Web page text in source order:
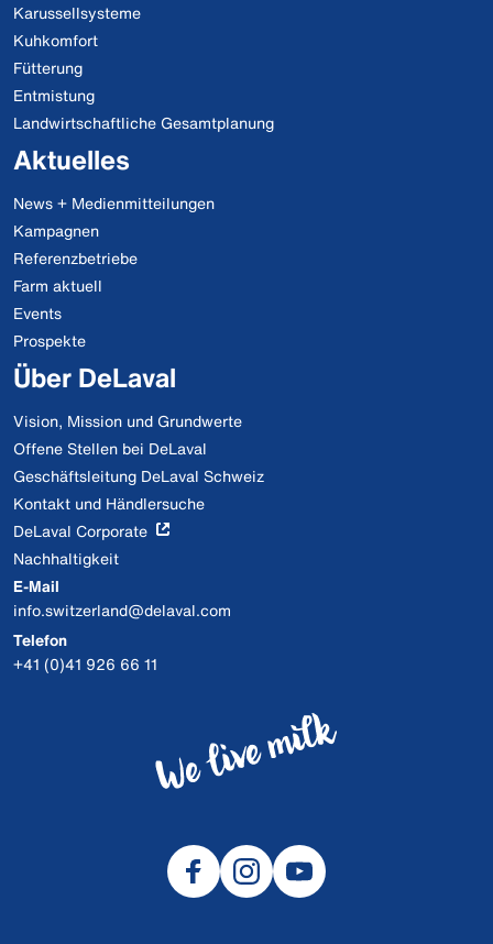
Karussellsysteme
Kuhkomfort
Fütterung
Entmistung
Landwirtschaftliche Gesamtplanung
Aktuelles
News + Medienmitteilungen
Kampagnen
Referenzbetriebe
Farm aktuell
Events
Prospekte
Über DeLaval
Vision, Mission und Grundwerte
Offene Stellen bei DeLaval
Geschäftsleitung DeLaval Schweiz
Kontakt und Händlersuche
DeLaval Corporate
Nachhaltigkeit
E-Mail
info.switzerland@delaval.com
Telefon
+41 (0)41 926 66 11